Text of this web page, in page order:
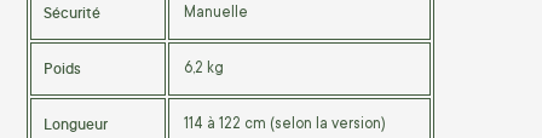
Sécurité Manuelle
Poids 6,2 kg
Longueur
114 à 122 cm (selon la version)